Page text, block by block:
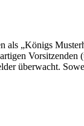
„Königs
überwacht.